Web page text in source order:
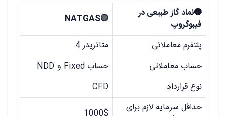
🔴نماد گاز طبیعی در
فیبوگروپ
🔴NATGAS
پلتفرم معاملاتی
متاتریدر 4
حساب معاملاتی
حساب Fixed و NDD
نوع قرارداد
CFD
حداقل سرمایه لازم برای